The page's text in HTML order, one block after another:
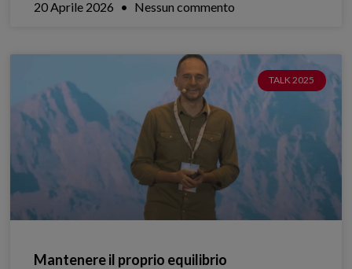
20 Aprile 2026 Nessun commento
TALK 2025
Mantenere il proprio equilibrio